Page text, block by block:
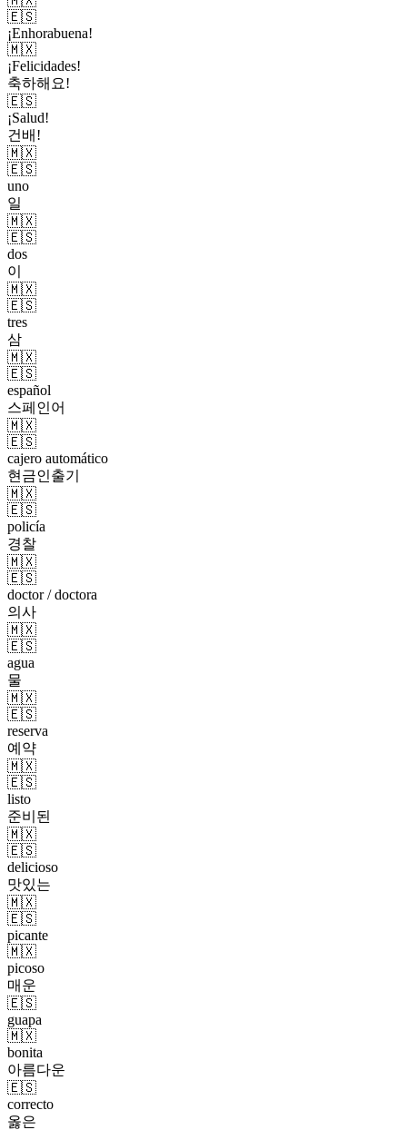
🇪🇸
¡Enhorabuena!
🇲🇽
¡Felicidades!
축하해요!
🇪🇸
¡Salud!
건배!
🇲🇽
🇪🇸
uno
일
🇲🇽
🇪🇸
dos
이
🇲🇽
🇪🇸
tres
삼
🇲🇽
🇪🇸
español
스페인어
🇲🇽
🇪🇸
cajero automático
현금인출기
🇲🇽
🇪🇸
policía
경찰
🇲🇽
🇪🇸
doctor / doctora
의사
🇲🇽
🇪🇸
agua
물
🇲🇽
🇪🇸
reserva
예약
🇲🇽
🇪🇸
listo
준비된
🇲🇽
🇪🇸
delicioso
맛있는
🇲🇽
🇪🇸
picante
🇲🇽
picoso
매운
🇪🇸
guapa
🇲🇽
bonita
아름다운
🇪🇸
correcto
옳은